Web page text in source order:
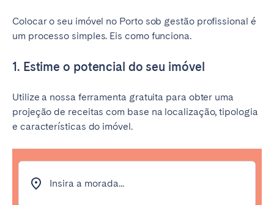
Colocar o seu imóvel no Porto sob gestão profissional é
um processo simples. Eis como funciona.
1. Estime o potencial do seu imóvel
Utilize a nossa ferramenta gratuita para obter uma
projeção de receitas com base na localização, tipologia
e características do imóvel.
Insira a morada...